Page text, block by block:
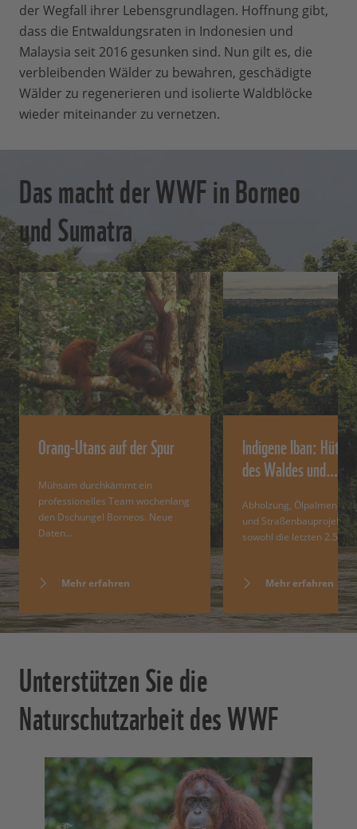
der Wegfall ihrer Lebensgrundlagen. Hoffnung gibt,
dass die Entwaldungsraten in Indonesien und
Malaysia seit 2016 gesunken sind. Nun gilt es, die
verbleibenden Wälder zu bewahren, geschädigte
Wälder zu regenerieren und isolierte Waldblöcke
wieder miteinander zu vernetzen.
Das macht der WWF in Borneo
und Sumatra
Orang-Utans auf der Spur
Mühsam durchkämmt ein
professionelles Team wochenlang
den Dschungel Borneos. Neue
Daten…
Mehr erfahren
Indigene Iban:
des Waldes und…
Abholzung,
und Straßenbauprojekte
sowohl die letzten 2.500…
Mehr erfahren
Unterstützen Sie die
Naturschutzarbeit des WWF